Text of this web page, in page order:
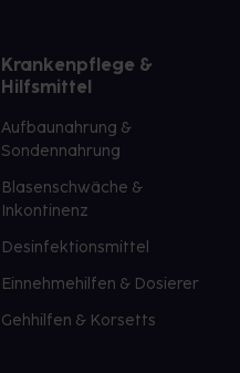
Krankenpflege &
Hilfsmittel
Aufbaunahrung &
Sondennahrung
Blasenschwäche &
Inkontinenz
Desinfektionsmittel
Einnehmehilfen & Dosierer
Gehhilfen & Korsetts